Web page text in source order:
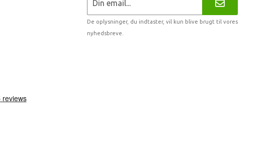
De oplysninger, du indtaster, vil kun blive brugt til vores
nyhedsbreve.